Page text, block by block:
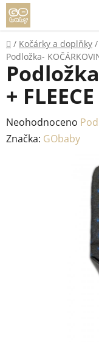
Přejít
na
obsah
Domů
/ Kočárky a doplňky /
Podložka-
+
Průměrné
hodnocení
Neohodnoceno
Značka: GObaby